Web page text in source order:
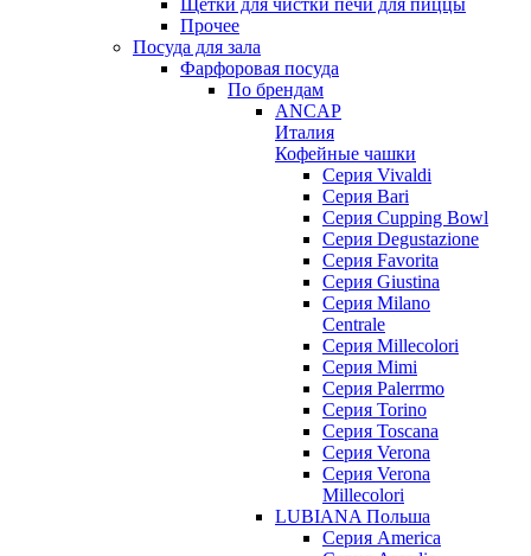
Прочее
Посуда для зала
Фарфоровая посуда
По брендам
ANCAP
Италия
Кофейные чашки
Cерия Vivaldi
Серия Bari
Серия Cupping Bowl
Серия Degustazione
Серия Favorita
Серия Giustina
Серия Milano
Centrale
Серия Millecolori
Серия Mimi
Серия Palerrmo
Серия Torino
Серия Toscana
Серия Verona
Серия Verona
Millecolori
LUBIANA Польша
Серия America